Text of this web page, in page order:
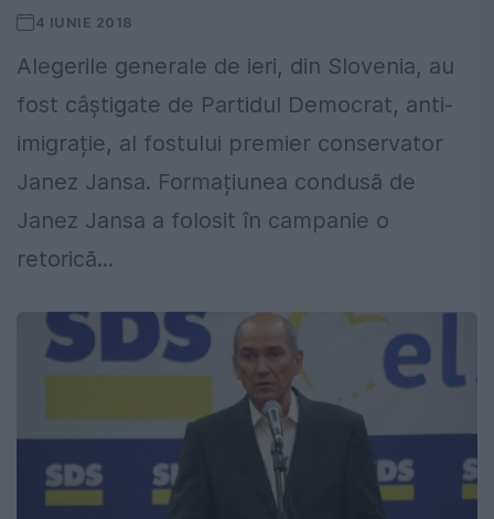
4 IUNIE 2018
Alegerile generale de ieri, din Slovenia, au
fost câștigate de Partidul Democrat, anti-
imigrație, al fostului premier conservator
Janez Jansa. Formațiunea condusă de
Janez Jansa a folosit în campanie o
retorică...